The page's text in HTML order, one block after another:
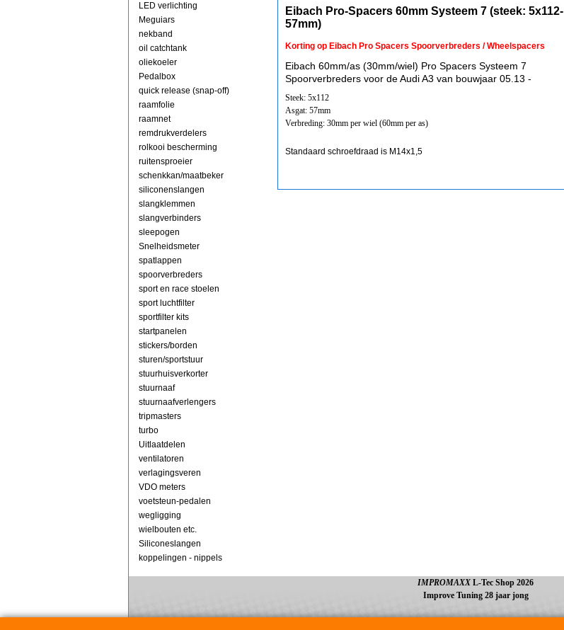
LED verlichting
Meguiars
nekband
oil catchtank
oliekoeler
Pedalbox
quick release (snap-off)
raamfolie
raamnet
remdrukverdelers
rolkooi bescherming
ruitensproeier
schenkkan/maatbeker
siliconenslangen
slangklemmen
slangverbinders
sleepogen
Snelheidsmeter
spatlappen
spoorverbreders
sport en race stoelen
sport luchtfilter
sportfilter kits
startpanelen
stickers/borden
sturen/sportstuur
stuurhuisverkorter
stuurnaaf
stuurnaafverlengers
tripmasters
turbo
Uitlaatdelen
ventilatoren
verlagingsveren
VDO meters
voetsteun-pedalen
wegligging
wielbouten etc.
Siliconeslangen
koppelingen - nippels
Eibach Pro-Spacers 60mm Systeem 7 (steek: 5x112-
57mm)
Korting op Eibach Pro Spacers Spoorverbreders / Wheelspacers
Eibach 60mm/as (30mm/wiel) Pro Spacers Systeem 7
Spoorverbreders voor de Audi A3 van bouwjaar 05.13 -
Steek: 5x112
Asgat: 57mm
Verbreding: 30mm per wiel (60mm per as)
Standaard schroefdraad is M14x1,5
IMPROMAXX L-Tec Shop 2026
Improve Tuning 28 jaar jong